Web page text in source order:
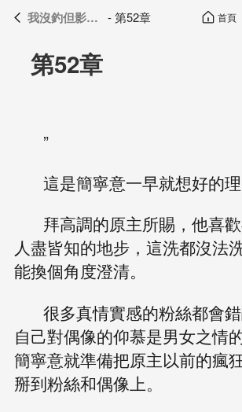
我沒釣但影帝真香了
第52章
”
這是簡寧意一早就想好的理
拜高調的原主所賜，他喜
人盡皆知的地步，這洗都沒法
能換個角度澄清。
很多真情實感的粉絲都會
自己對偶像的仰慕是男女之情
簡寧意就準備把原主以前的瘋
掰到粉絲和偶像上。
我沒釣但影帝真香了 - 第52章 首頁